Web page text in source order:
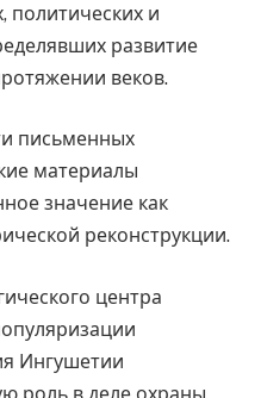
политических и
развитие
веков.
письменных
материалы
значение как
реконструкции.
центра
Ингушетии